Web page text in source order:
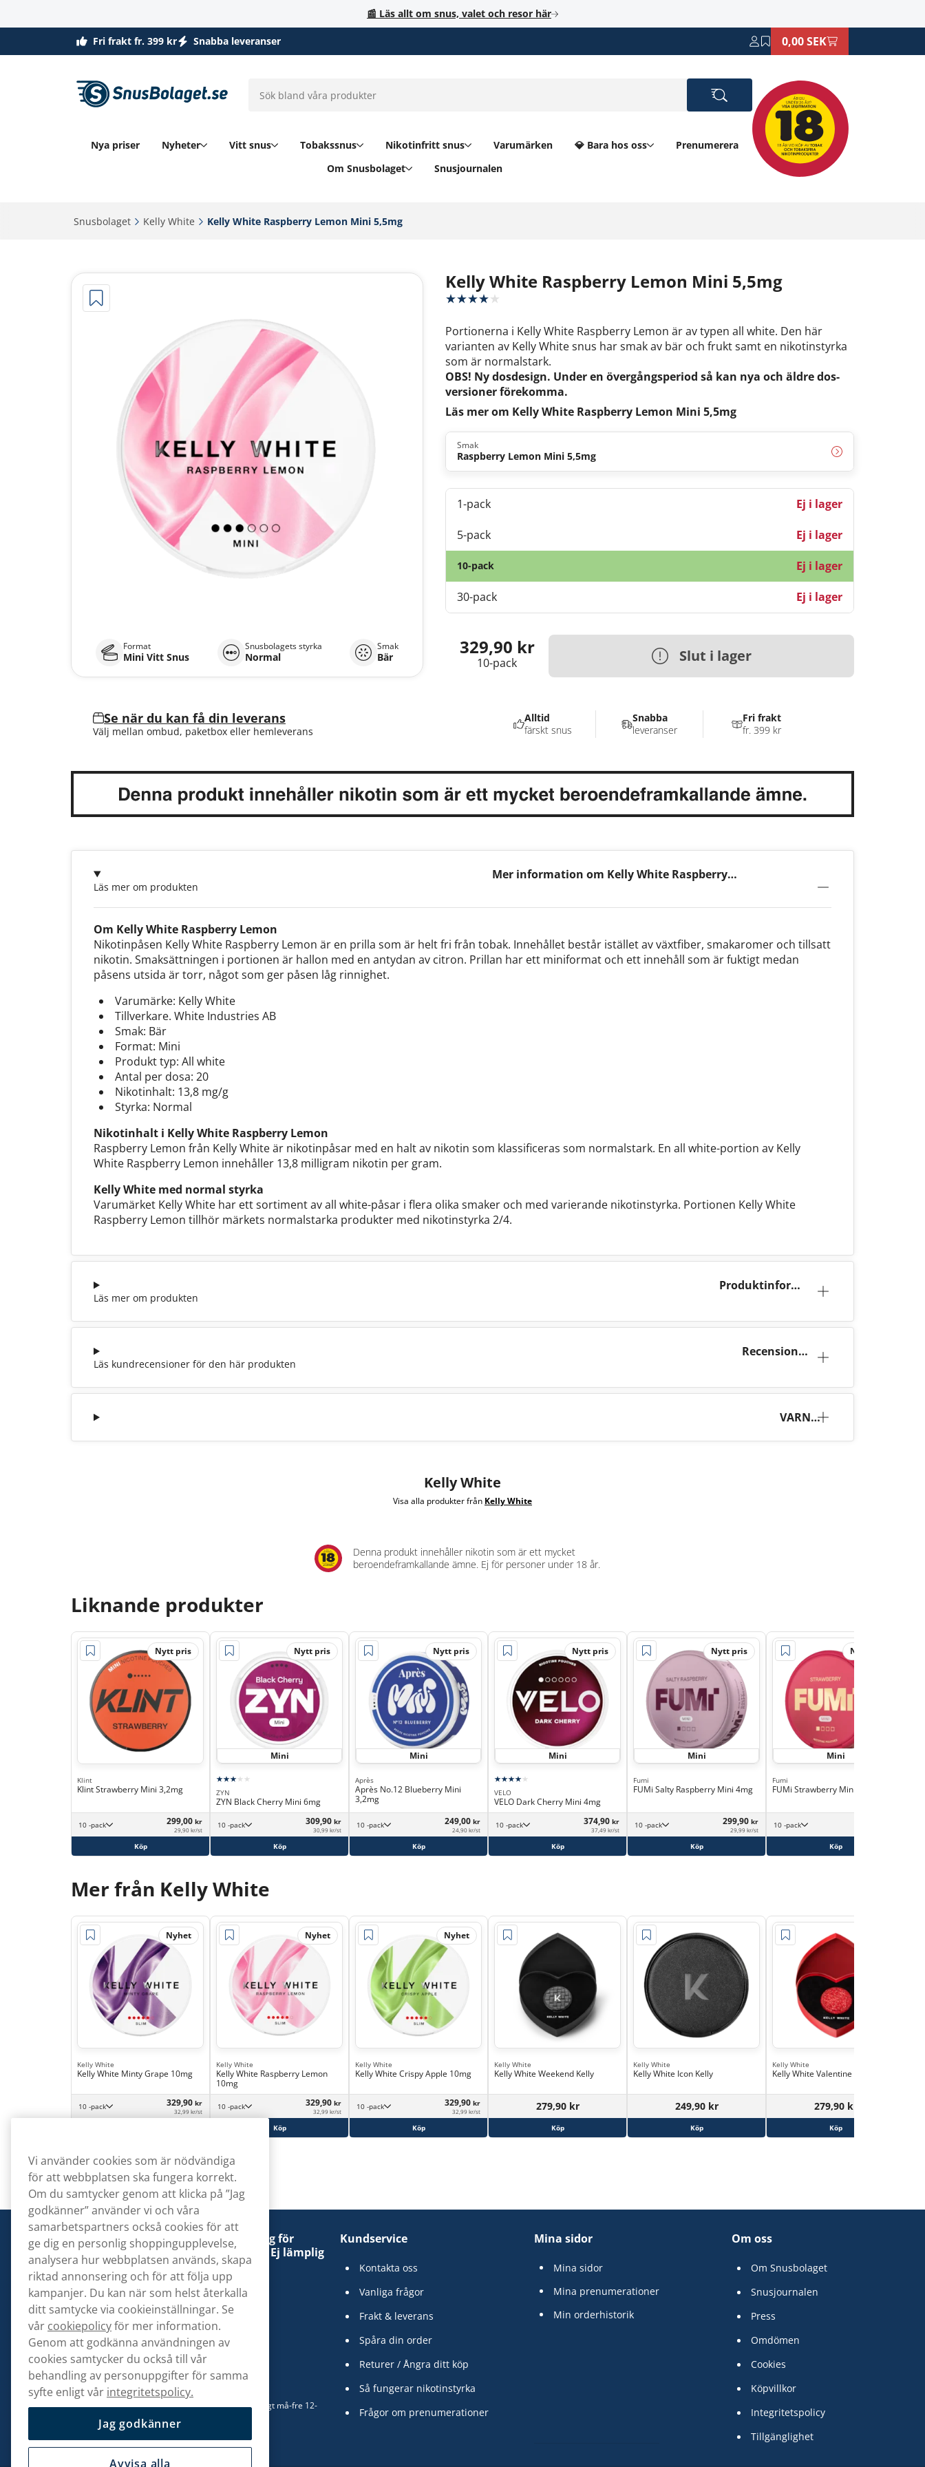
📰 Läs allt om snus, valet och resor här
Fri frakt fr. 399 kr Snabba leveranser 0,00 SEK
Nya priser Nyheter Vitt snus Tobakssnus Nikotinfritt snus Varumärken 💎 Bara hos oss
Prenumerera
Om Snusbolaget
Snusjournalen
Snusbolaget‎ Kelly White‎ Kelly White Raspberry Lemon Mini 5,5mg‎
Kelly White Raspberry Lemon Mini 5,5mg
Portionerna i Kelly White Raspberry Lemon är av typen all white. Den här
varianten av Kelly White snus har smak av bär och frukt samt en nikotinstyrka
som är normalstark.
OBS! Ny dosdesign. Under en övergångsperiod så kan nya och äldre dos-
versioner förekomma.
Läs mer om Kelly White Raspberry Lemon Mini 5,5mg
Format
Mini Vitt Snus
Snusbolagets styrka
Normal
Smak
Bär
Smak
Raspberry Lemon Mini 5,5mg
1-pack Ej i lager
5-pack Ej i lager
10-pack Ej i lager
30-pack Ej i lager
329,90 kr
10-pack Slut i lager
Se när du kan få din leverans
Välj mellan ombud, paketbox eller hemleverans
Mer information om Kelly White Raspberry
Läs mer om produkten
Om Kelly White Raspberry Lemon
Nikotinpåsen Kelly White Raspberry Lemon är en prilla som är helt fri från tobak. Innehållet består istället av växtfiber, smakaromer och tillsatt
nikotin. Smaksättningen i portionen är hallon med en antydan av citron. Prillan har ett miniformat och ett innehåll som är fuktigt medan
påsens utsida är torr, något som ger påsen låg rinnighet.
Varumärke: Kelly White
Tillverkare. White Industries AB
Smak: Bär
Format: Mini
Produkt typ: All white
Antal per dosa: 20
Nikotinhalt: 13,8 mg/g
Styrka: Normal
Nikotinhalt i Kelly White Raspberry Lemon
Raspberry Lemon från Kelly White är nikotinpåsar med en halt av nikotin som klassificeras som normalstark. En all white-portion av Kelly
White Raspberry Lemon innehåller 13,8 milligram nikotin per gram.
Kelly White med normal styrka
Varumärket Kelly White har ett sortiment av all white-påsar i flera olika smaker och med varierande nikotinstyrka. Portionen Kelly White
Raspberry Lemon tillhör märkets normalstarka produkter med nikotinstyrka 2/4.
Produktinforma
Läs mer om produkten
Recensioner
Läs kundrecensioner för den här produkten
VARNI
Kelly White
Visa alla produkter från Kelly White
Alltid
färskt snus
Snabba
leveranser
Fri frakt
fr. 399 kr
Denna produkt innehåller nikotin som är ett mycket
beroendeframkallande ämne. Ej för personer under 18 år.
Liknande produkter
Nytt pris
Klint
Klint Strawberry Mini 3,2mg
10 -pack 299,00 kr
29,90 kr/st
Köp
Nytt pris
Mini
ZYN
ZYN Black Cherry Mini 6mg
10 -pack 309,90 kr
30,99 kr/st
Köp
Nytt pris
Mini
Après
Après No.12 Blueberry Mini
3,2mg
10 -pack 249,00 kr
24,90 kr/st
Köp
Nytt pris
Mini
VELO
VELO Dark Cherry Mini 4mg
10 -pack 374,90 kr
37,49 kr/st
Köp
Nytt pris
Mini
Fumi
FUMi Salty Raspberry Mini 4mg
10 -pack 299,90 kr
29,99 kr/st
Köp
Nytt pris
Mini
Fumi
FUMi Strawberry Mini 4mg
10 -pack
Köp
Mer från Kelly White
Nyhet
Kelly White
Kelly White Minty Grape 10mg
10 -pack 329,90 kr
32,99 kr/st
Nyhet
Kelly White
Kelly White Raspberry Lemon
10mg
10 -pack 329,90 kr
32,99 kr/st
Köp
Nyhet
Kelly White
Kelly White Crispy Apple 10mg
10 -pack 329,90 kr
32,99 kr/st
Köp
Kelly White
Kelly White Weekend Kelly
279,90 kr
Köp
Kelly White
Kelly White Icon Kelly
249,90 kr
Köp
Kelly White
Kelly White Valentine Kelly
279,90 kr
Köp
Denna tobaksprodukt kan vara skadlig för
hälsan och är beroendeframkallande. Ej lämplig
för personer under 18 år.
Kontakta oss
hej@snusbolaget.se
08 517 910 94
Mån-Tor 8.00-17.00 | Fre 9.00-17.00 | (Lunchstängt må-fre 12-
Kundservice
Kontakta oss
Vanliga frågor
Frakt & leverans
Spåra din order
Returer / Ångra ditt köp
Så fungerar nikotinstyrka
Frågor om prenumerationer
Mina sidor
Mina sidor
Mina prenumerationer
Min orderhistorik
Om oss
Om Snusbolaget
Snusjournalen
Press
Omdömen
Cookies
Köpvillkor
Integritetspolicy
Tillgänglighet
Vi använder cookies som är nödvändiga
för att webbplatsen ska fungera korrekt.
Om du samtycker genom att klicka på ”Jag
godkänner” använder vi och våra
samarbetspartners också cookies för att
ge dig en personlig shoppingupplevelse,
analysera hur webbplatsen används, skapa
riktad annonsering och för att följa upp
kampanjer. Du kan när som helst återkalla
ditt samtycke via cookieinställningar. Se
vår cookiepolicyför mer information.
Genom att godkänna användningen av
cookies samtycker du också till vår
behandling av personuppgifter för samma
syfte enligt vår integritetspolicy.
Jag godkänner
Avvisa alla